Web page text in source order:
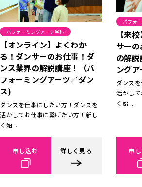
パフォーミングアーツ学科
【オンライン】よくわか
る！ダンサーのお仕事！ダ
ンス業界の解説講座！（パ
フォーミングアーツ／ダン
ス)
ダンスを仕事にしたい方！ダンスを
活かしてお仕事に繋げたい方！新し
く始...
申し込む 詳しく見る
パフォ
【来
サー
の解
ング
ダンス
活かし
く始...
申